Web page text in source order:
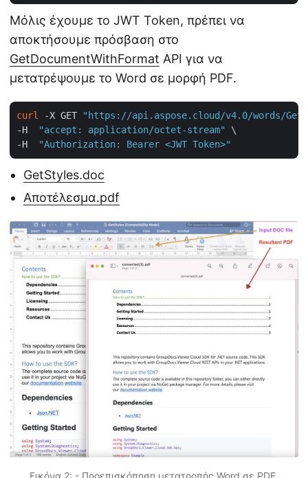
Μόλις έχουμε το JWT Token, πρέπει να
αποκτήσουμε πρόσβαση στο
GetDocumentWithFormat API για να
μετατρέψουμε το Word σε μορφή PDF.
curl -X GET
"https://api.aspose.cloud/v4.0/words/
-H
"accept: application/octet-stream"
\
-H
"Authorization: Bearer <JWT Token>"
GetStyles.doc
Αποτέλεσμα.pdf